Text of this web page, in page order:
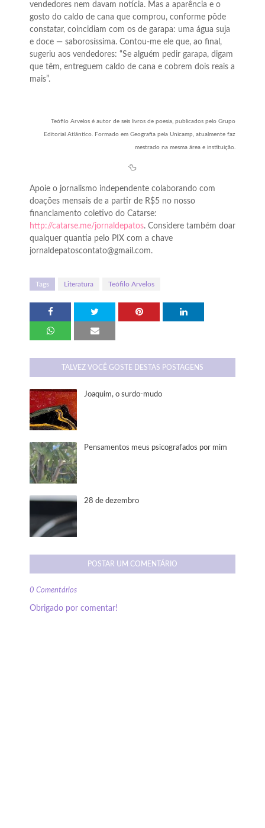
vendedores nem davam notícia. Mas a aparência e o
gosto do caldo de cana que comprou, conforme pôde
constatar, coincidiam com os de garapa: uma água suja
e doce — saborosíssima. Contou-me ele que, ao final,
sugeriu aos vendedores: “Se alguém pedir garapa, digam
que têm, entreguem caldo de cana e cobrem dois reais a
mais”.
Teófilo Arvelos é autor de seis livros de poesia, publicados pelo Grupo
Editorial Atlântico. Formado em Geografia pela Unicamp, atualmente faz
mestrado na mesma área e instituição.
🦆
Apoie o jornalismo independente colaborando com
doações mensais de a partir de R$5 no nosso
financiamento coletivo do Catarse:
http://catarse.me/jornaldepatos. Considere também doar
qualquer quantia pelo PIX com a chave
jornaldepatoscontato@gmail.com.
Tags Literatura Teófilo Arvelos
TALVEZ VOCÊ GOSTE DESTAS POSTAGENS
Joaquim, o surdo-mudo
Pensamentos meus psicografados por mim
28 de dezembro
POSTAR UM COMENTÁRIO
0 Comentários
Obrigado por comentar!